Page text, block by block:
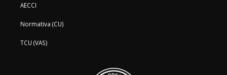
AECCI
Normativa (CU)
TCU (VAS)